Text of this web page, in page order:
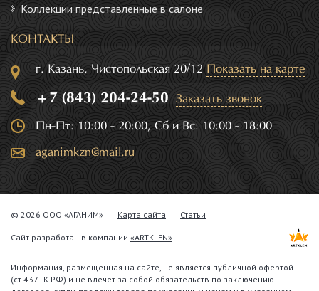
Коллекции представленные в салоне
КОНТАКТЫ
г. Казань, Чистопольская 20/12 Показать на карте
+7 (843) 204-24-50 Заказать звонок
Пн-Пт: 10:00 - 20:00, Сб и Вс: 10:00 - 18:00
aganimkzn@mail.ru
© 2026 ООО «АГАНИМ» Карта сайта Статьи
Сайт разработан в компании «ARTKLEN»
Информация, размещенная на сайте, не является публичной офертой
(ст.437 ГК РФ) и не влечет за собой обязательств по заключению